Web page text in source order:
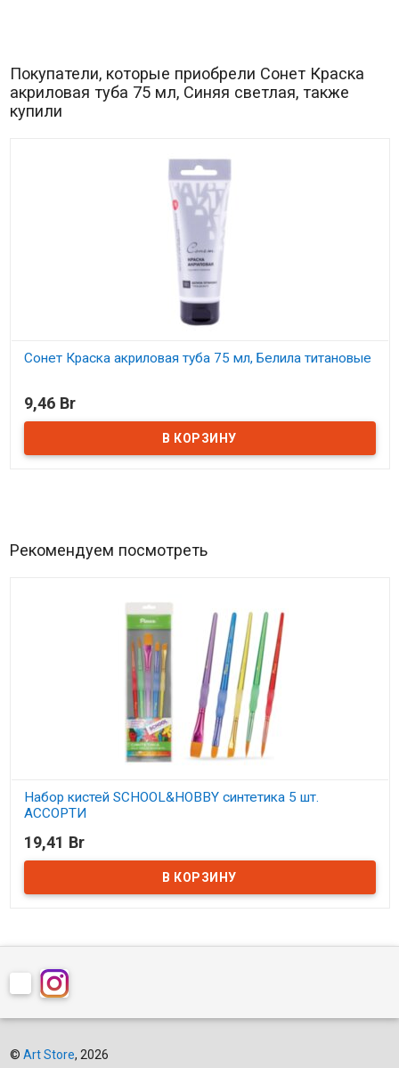
Покупатели, которые приобрели Сонет Краска
акриловая туба 75 мл, Синяя светлая, также
купили
Сонет Краска акриловая туба 75 мл, Белила титановые
9,46 Br
Рекомендуем посмотреть
Набор кистей SCHOOL&HOBBY синтетика 5 шт.
АССОРТИ
В наличии
19,41 Br
© Art Store, 2026